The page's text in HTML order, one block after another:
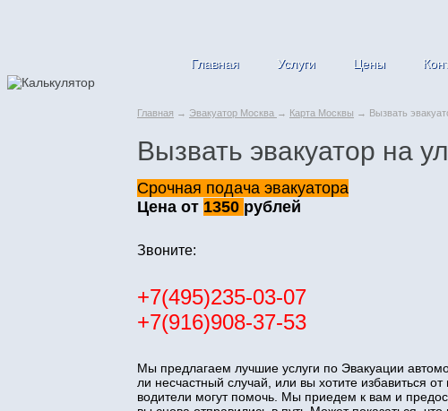
Главная Услуги Цены
Главная → Эвакуатор Москва → Карта Москвы → Вызвать
Вызвать эвакуатор на
Срочная подача эвакуатора
Цена от 1350 рублей
Звоните:
+7(495)235-03-07
+7(916)908-37-53
Мы предлагаем лучшие услуги по Эвакуации
ли несчастный случай, или вы хотите избавиться
водители могут помочь. Мы приедем к вам и